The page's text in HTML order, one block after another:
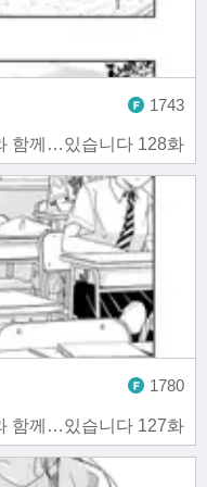
함께…있습니다 128화
1743
함께…있습니다 127화
1780